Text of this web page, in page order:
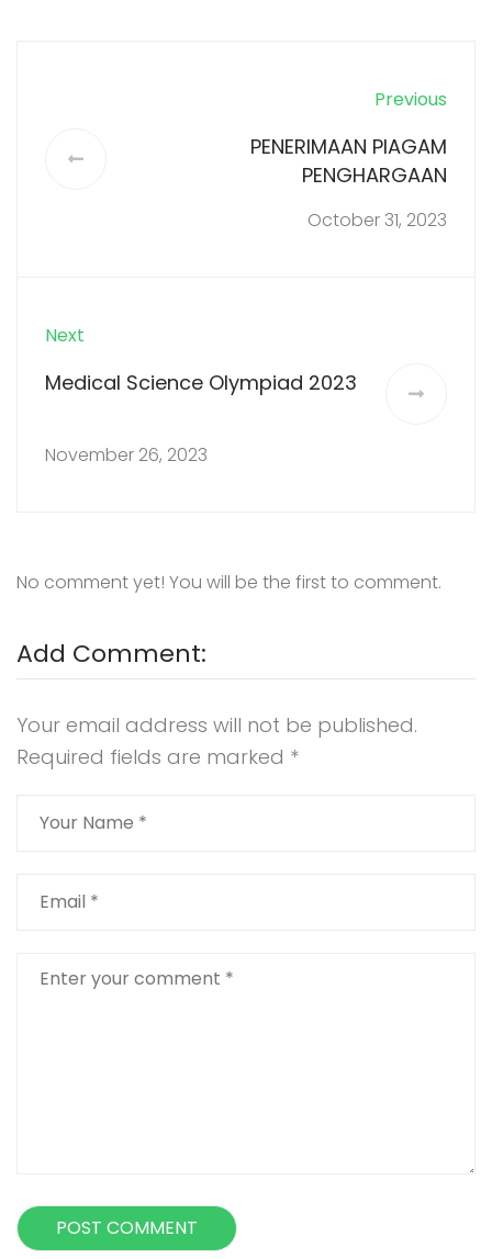
Previous
PENERIMAAN PIAGAM
PENGHARGAAN
October 31, 2023
Next
Medical Science Olympiad 2023
November 26, 2023
No comment yet! You will be the first to comment.
Add Comment:
Your email address will not be published.
Required fields are marked *